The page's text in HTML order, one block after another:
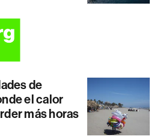
de
el calor
más horas